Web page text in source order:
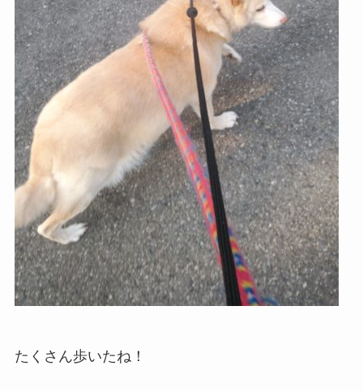
たくさん歩いたね！